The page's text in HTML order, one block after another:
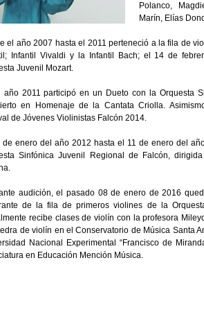
Polanco,
Marín, Elías
el año 2007 hasta el 2011 perteneció a la fila de
Infantil Vivaldi y la Infantil Bach; el 14 de
Juvenil Mozart.
año 2011 participó en un Dueto con la Orquesta
en Homenaje de la Cantata Criolla.
de Jóvenes Violinistas Falcón 2014.
de enero del año 2012 hasta el 11 de enero del
Sinfónica Juvenil Regional de Falcón,
audición, el pasado 08 de enero de 2016
de la fila de primeros violines de la
recibe clases de violín con la profesora
de violín en el Conservatorio de Música Santa
Nacional Experimental “Francisco de
en Educación Mención Música.